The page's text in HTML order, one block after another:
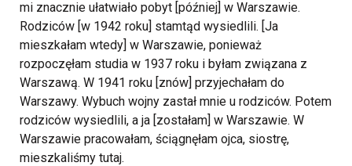
mi znacznie ułatwiało pobyt [później] w Warszawie.
Rodziców [w 1942 roku] stamtąd wysiedlili. [Ja
mieszkałam wtedy] w Warszawie, ponieważ
rozpoczęłam studia w 1937 roku i byłam związana z
Warszawą. W 1941 roku [znów] przyjechałam do
Warszawy. Wybuch wojny zastał mnie u rodziców. Potem
rodziców wysiedlili, a ja [zostałam] w Warszawie. W
Warszawie pracowałam, ściągnęłam ojca, siostrę,
mieszkaliśmy tutaj.